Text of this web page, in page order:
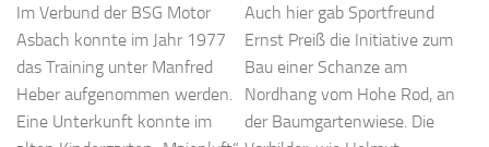
Im Verbund der BSG Motor
Asbach konnte im Jahr 1977
das Training unter Manfred
Heber aufgenommen werden.
Eine Unterkunft konnte im
Auch hier gab Sportfreund
Ernst Preiß die Initiative zum
Bau einer Schanze am
Nordhang vom Hohe Rod, an
der Baumgartenwiese. Die